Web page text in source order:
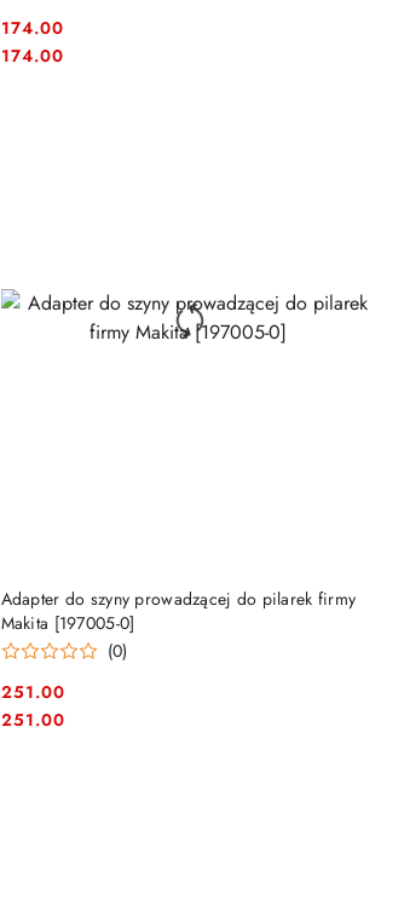
Cena:
174.00
Cena:
174.00
Adapter do szyny prowadzącej do pilarek firmy
Makita [197005-0]
(0)
Cena:
251.00
Cena:
251.00
PRODUKT NIEDOSTĘPNY